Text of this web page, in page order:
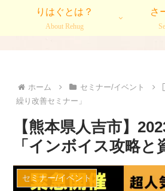
りはぐとは？
About Rehug
さ
ホーム セミナー/イベント
繰り改善セミナー」
【熊本県人吉市】
「インボイス攻略と
セミナー/イベント